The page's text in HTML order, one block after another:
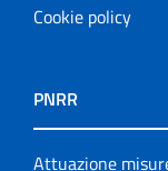
Cookie policy
PNRR
Attuazione